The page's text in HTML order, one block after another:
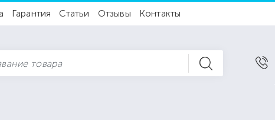
Гарантия Статьи Отзывы Контакты